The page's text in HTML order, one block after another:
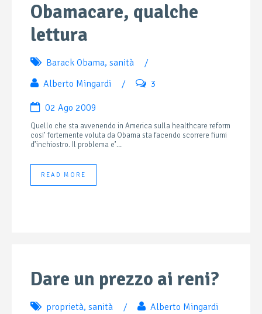
Obamacare, qualche
lettura
Barack Obama, sanità
/
Alberto Mingardi
/ 3
02 Ago 2009
Quello che sta avvenendo in America sulla healthcare reform
cosi’ fortemente voluta da Obama sta facendo scorrere fiumi
d’inchiostro. Il problema e’...
READ MORE
Dare un prezzo ai reni?
proprietà, sanità /
Alberto Mingardi